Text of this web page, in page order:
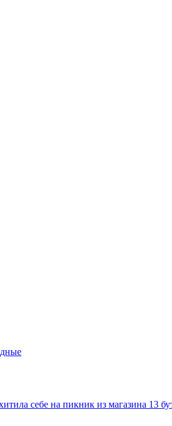
себе на пикник из магазина 13